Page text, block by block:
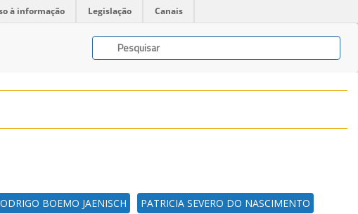
à informação Legislação Canais
BOEMO JAENISCH PATRICIA SEVERO DO NASCIMENTO